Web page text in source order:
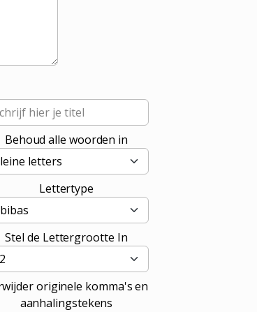
Behoud alle woorden in
Lettertype
Stel de Lettergrootte In
originele komma's en
aanhalingstekens